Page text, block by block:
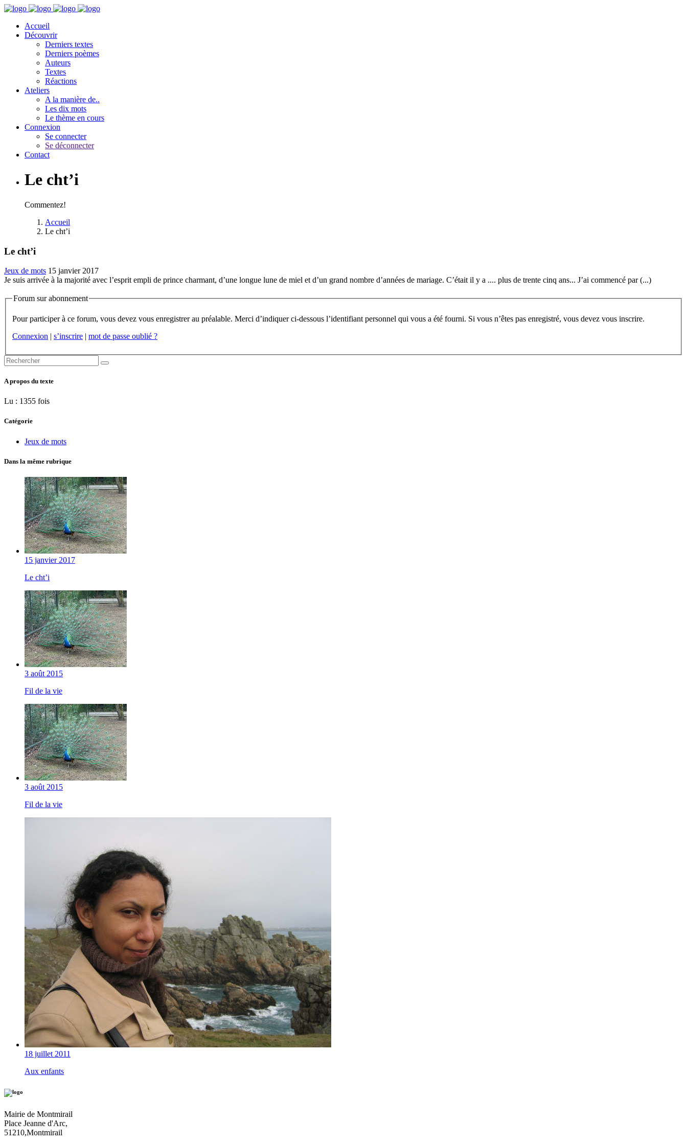
Accueil
Découvrir
Derniers textes
Derniers poèmes
Auteurs
Textes
Réactions
Ateliers
A la manière de..
Les dix mots
Le thème en cours
Connexion
Se connecter
Se déconnecter
Contact
Le cht’i
Commentez!
Accueil
Le cht’i
Le cht’i
Jeux de mots 15 janvier 2017
Je suis arrivée à la majorité avec l’esprit empli de prince charmant, d’une longue lune de miel et d’un grand nombre d’années de mariage. C’était il y a .... plus de trente cinq ans... J’ai commencé par (...)
Forum sur abonnement
Pour participer à ce forum, vous devez vous enregistrer au préalable. Merci d’indiquer ci-dessous l’identifiant personnel qui vous a été fourni. Si vous n’êtes pas enregistré, vous devez vous inscrire.
Connexion | s’inscrire | mot de passe oublié ?
A propos du texte
Lu : 1355 fois
Catégorie
Jeux de mots
Dans la même rubrique
15 janvier 2017
Le cht’i
3 août 2015
Fil de la vie
3 août 2015
Fil de la vie
18 juillet 2011
Aux enfants
Mairie de Montmirail
Place Jeanne d'Arc,
51210,Montmirail